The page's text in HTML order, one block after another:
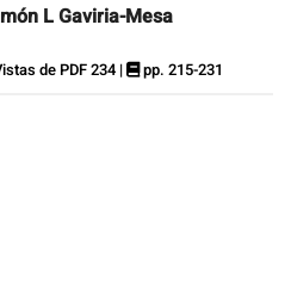
L Gaviria-Mesa
de PDF 234 | pp. 215-231